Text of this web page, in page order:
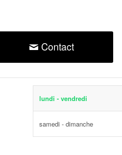
Contact
lundi - vendredi
samedi - dimanche